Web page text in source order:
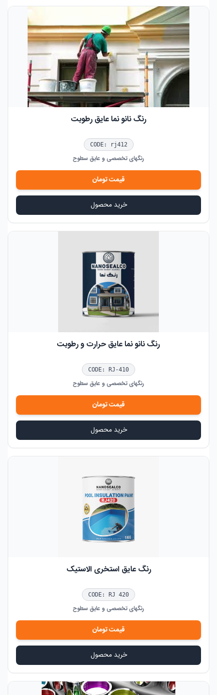
رنگ نانو نما عایق رطوبت
CODE: rj412
رنگهای تخصصی و عایق سطوح
قیمتتومان
خرید محصول
رنگ نانو نما عایق حرارت و رطوبت
CODE: RJ-410
رنگهای تخصصی و عایق سطوح
قیمتتومان
خرید محصول
رنگ عایق استخری الاستیک
CODE: RJ 420
رنگهای تخصصی و عایق سطوح
قیمتتومان
خرید محصول